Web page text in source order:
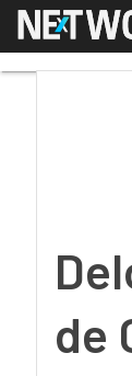
Menú
de